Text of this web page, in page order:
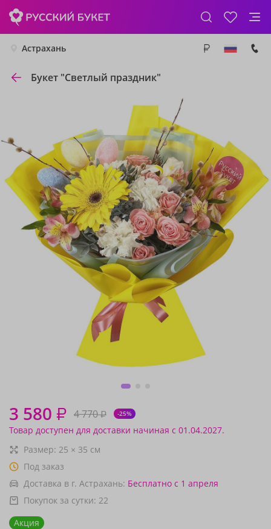
Астрахань
Букет "Светлый праздник"
3 580 ₽ 4 770₽ -25%
Товар доступен для доставки начиная с 01.04.2027.
Размер: 25 × 35 см
Под заказ
Доставка в г. Астрахань: Бесплатно с 1 апреля
Покупок за сутки: 22
Акция